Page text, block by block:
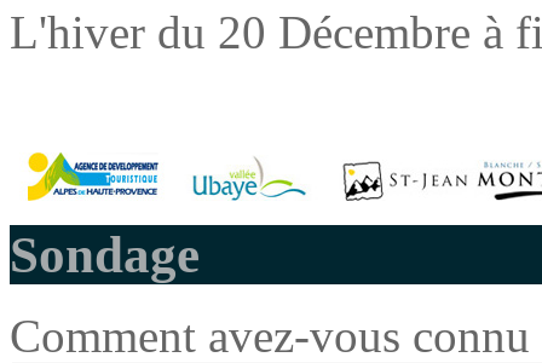
L'hiver du 20 Décembre à
Sondage
Comment avez-vous